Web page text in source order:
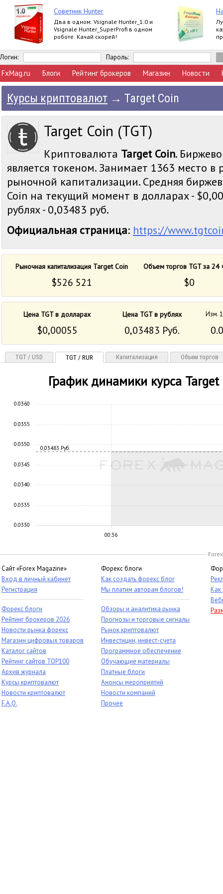
Советник Hunter
Два в одном. Vsignale Hunter_1.0 и
Vsignale Hunter_SuperProfi в одном
роботе. Качай скорей!
Логин: Пароль:
FxMag.ru Блоги Рейтинг брокеров Магазин Новости
Курсы криптовалют → Target Coin
Target Coin (TGT)
Криптовалюта Target Coin.
является токеном. Занимает 1363 место в
рыночной капитализации. Средняя
Coin на текущий момент в долларах -
рублях - 0,03483 руб.
Официальная страница: https://
Рыночная капитализация Target Coin Объем торгов TGT за 24
$526 521 $0
Цена TGT в долларах Цена TGT в рублях Изм.
$0,00055 0,03483 Руб.
TGT / USD TGT / RUR Капитализация Объем торгов
График динамики курса
00:36
0,03483 Руб.
0.0330
0.0335
0.0340
0.0345
0.0350
0.0355
0.0360
Сайт «Forex Magazine»
Вход в личный кабинет
Регистрация
Форекс блоги
Рейтинг брокеров 2026
Новости рынка форекс
Магазин цифровых товаров
Каталог сайтов
Рейтинг сайтов TOP100
Архив журнала
Курсы криптовалют
Новости криптовалют
F.A.Q.
Форекс блоги
Как создать форекс блог
Мы платим авторам блогов!
Обзоры и аналитика рынка
Прогнозы и торговые сигналы
Рынок криптовалют
Инвестиции, инвест-счета
Программное обеспечение
Обучающие материалы
Платные блоги
Анонсы мероприятий
Новости компаний
Прочее
Как